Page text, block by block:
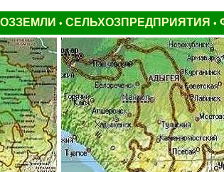
• СЕЛЬХОЗПРЕДПРИЯТИЯ •